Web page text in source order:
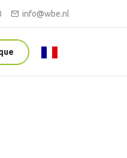
info@wbe.nl